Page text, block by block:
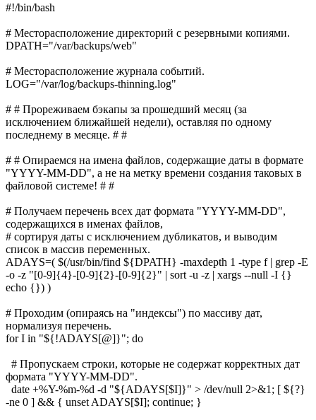
#!/bin/bash
# Месторасположение директорий с резервными копиями.
DPATH="/var/backups/web"
# Месторасположение журнала событий.
LOG="/var/log/backups-thinning.log"
# # Прореживаем бэкапы за прошедший месяц (за
исключением ближайшей недели), оставляя по одному
последнему в месяце. # #
# # Опираемся на имена файлов, содержащие даты в формате
"YYYY-MM-DD", а не на метку времени создания таковых в
файловой системе! # #
# Получаем перечень всех дат формата "YYYY-MM-DD",
содержащихся в именах файлов,
# сортируя даты с исключением дубликатов, и выводим
список в массив переменных.
ADAYS=( $(/usr/bin/find ${DPATH} -maxdepth 1 -type f | grep -E
-o -z "[0-9]{4}-[0-9]{2}-[0-9]{2}" | sort -u -z | xargs --null -I {}
echo {}) )
# Проходим (опираясь на "индексы") по массиву дат,
нормализуя перечень.
for I in "${!ADAYS[@]}"; do
# Пропускаем строки, которые не содержат корректных дат
формата "YYYY-MM-DD".
date +%Y-%m-%d -d "${ADAYS[$I]}" > /dev/null 2>&1; [ ${?}
-ne 0 ] && { unset ADAYS[$I]; continue; }